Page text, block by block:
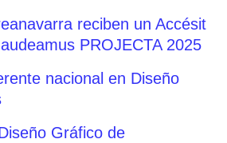
reciben un Accésit
PROJECTA 2025
nacional en Diseño
Gráfico de